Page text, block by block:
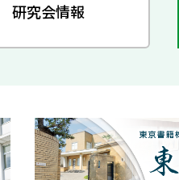
研究会情報